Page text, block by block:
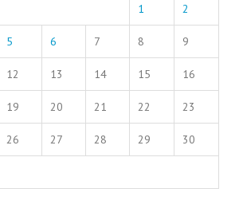
1 2
5 6 7 8 9
12 13 14 15 16
19 20 21 22 23
26 27 28 29 30